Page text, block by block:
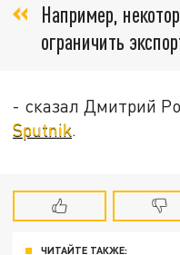
Например,
ограничить
- сказал Дмитрий
Sputnik
ЧИТАЙТЕ ТАКЖЕ: